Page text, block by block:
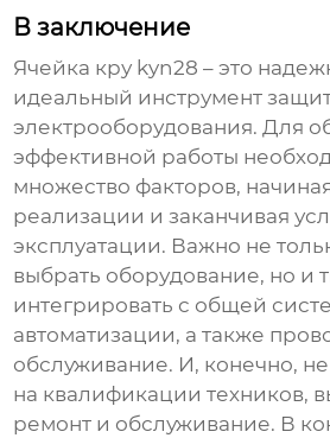
В заключение
Ячейка кру kyn28 – это
идеальный инструмент
электрооборудования. Для
эффективной работы
множество факторов,
реализации и заканчивая
эксплуатации. Важно не
выбрать оборудование, но и
интегрировать с общей
автоматизации, а также
обслуживание. И, конечно,
на квалификации техников,
ремонт и обслуживание. В